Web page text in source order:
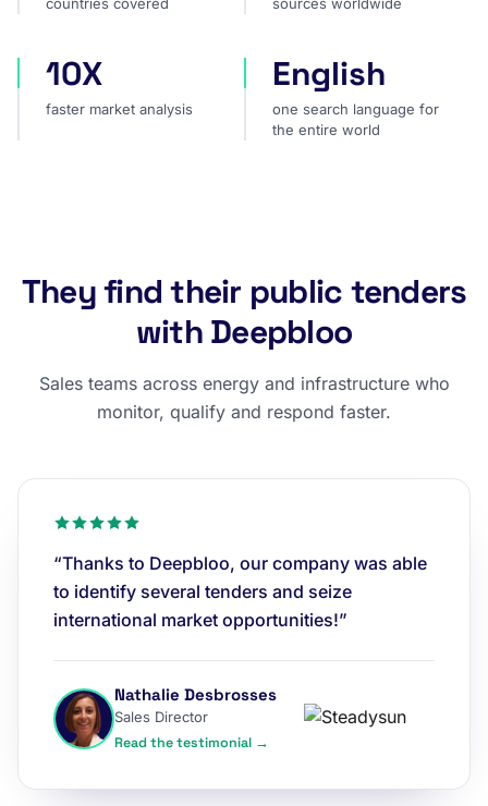
faster market analysis
10X
faster market analysis
one search language for
English
one search language for
the entire world
They find their public tenders
with Deepbloo
Sales teams across energy and infrastructure who
monitor, qualify and respond faster.
“Thanks to Deepbloo, our company was able
to identify several tenders and seize
international market opportunities!”
Nathalie Desbrosses
Sales Director
Read the testimonial →